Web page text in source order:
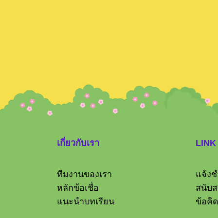
อรรจนันท์ เจริญศิริ
เกี่ยวกับเรา
ทีมงานของเรา
หลักข้อเชื่อ
แนะนำบทเรียน
LINK
แจ้งช
สนับ
ข้อคิ